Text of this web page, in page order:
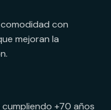
con
mejoran la
+70 años